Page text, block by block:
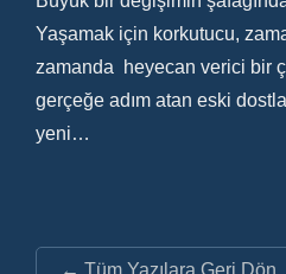
Yaşamak için korkutucu,
zamanda heyecan verici bir
gerçeğe adım atan eski
yeni…